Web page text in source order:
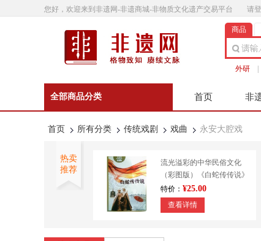
您好，欢迎来到非遗网-非遗商城-非物质文化遗产交易平台 请
商品
外研
全部商品分类 首页 非
非遗微影
首页 所有分类 传统戏剧 戏曲 永安大腔戏
热卖
推荐
流光溢彩的中华民俗文化
（彩图版）《白蛇传传说》
9787553450643
特价： ¥25.00
查看详情